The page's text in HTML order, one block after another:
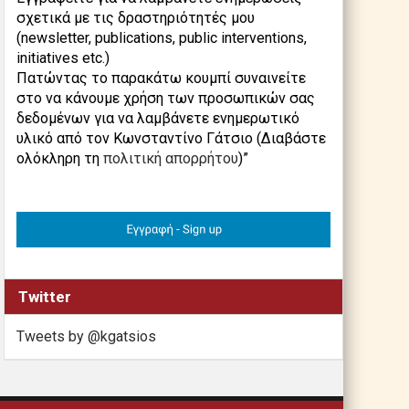
σχετικά με τις δραστηριότητές μου
(newsletter, publications, public interventions,
initiatives etc.)
Πατώντας το παρακάτω κουμπί συναινείτε
στο να κάνουμε χρήση των προσωπικών σας
δεδομένων για να λαμβάνετε ενημερωτικό
υλικό από τον Κωνσταντίνο Γάτσιο (Διαβάστε
ολόκληρη τη πολιτική απορρήτου)”
Twitter
Tweets by @kgatsios